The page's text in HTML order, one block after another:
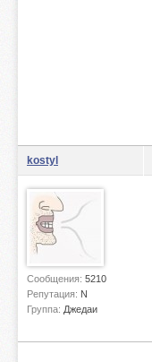
kostyl
Сообщения: 5210
Репутация: N
Группа: Джедаи